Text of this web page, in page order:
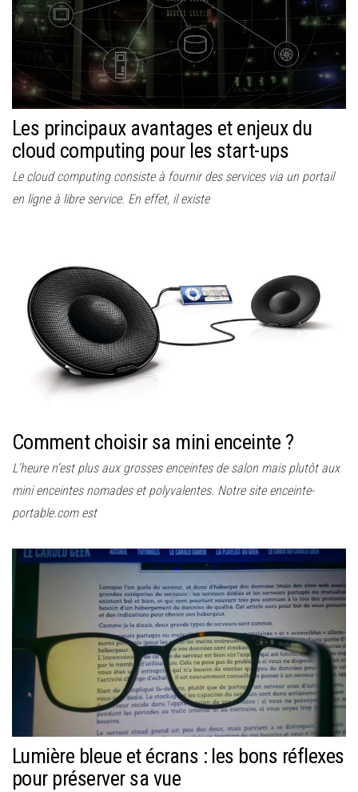
Les principaux avantages et enjeux du
cloud computing pour les start-ups
Le cloud computing consiste à fournir des services via un portail
en ligne à libre service. En effet, il existe
Comment choisir sa mini enceinte ?
L’heure n’est plus aux grosses enceintes de salon mais plutôt aux
mini enceintes nomades et polyvalentes. Notre site enceinte-
portable.com est
Lumière bleue et écrans : les bons réflexes
pour préserver sa vue